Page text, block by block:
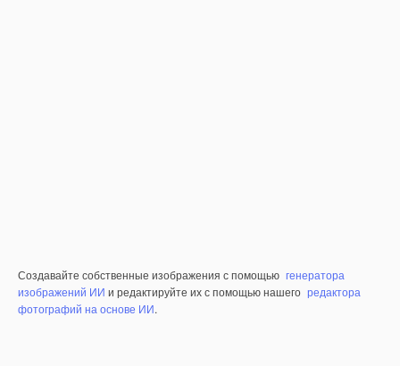
Создавайте собственные изображения с помощью генератора
изображений ИИ и редактируйте их с помощью нашего редактора
фотографий на основе ИИ.